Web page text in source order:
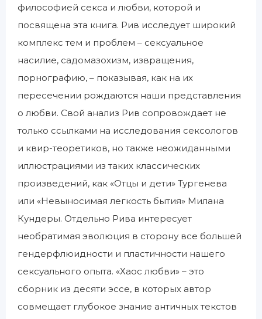
философией секса и любви, которой и
посвящена эта книга. Рив исследует широкий
комплекс тем и проблем – сексуальное
насилие, садомазохизм, извращения,
порнографию, – показывая, как на их
пересечении рождаются наши представления
о любви. Свой анализ Рив сопровождает не
только ссылками на исследования сексологов
и квир-теоретиков, но также неожиданными
иллюстрациями из таких классических
произведений, как «Отцы и дети» Тургенева
или «Невыносимая легкость бытия» Милана
Кундеры. Отдельно Рива интересует
необратимая эволюция в сторону все большей
гендерфлюидности и пластичности нашего
сексуального опыта. «Хаос любви» – это
сборник из десяти эссе, в которых автор
совмещает глубокое знание античных текстов